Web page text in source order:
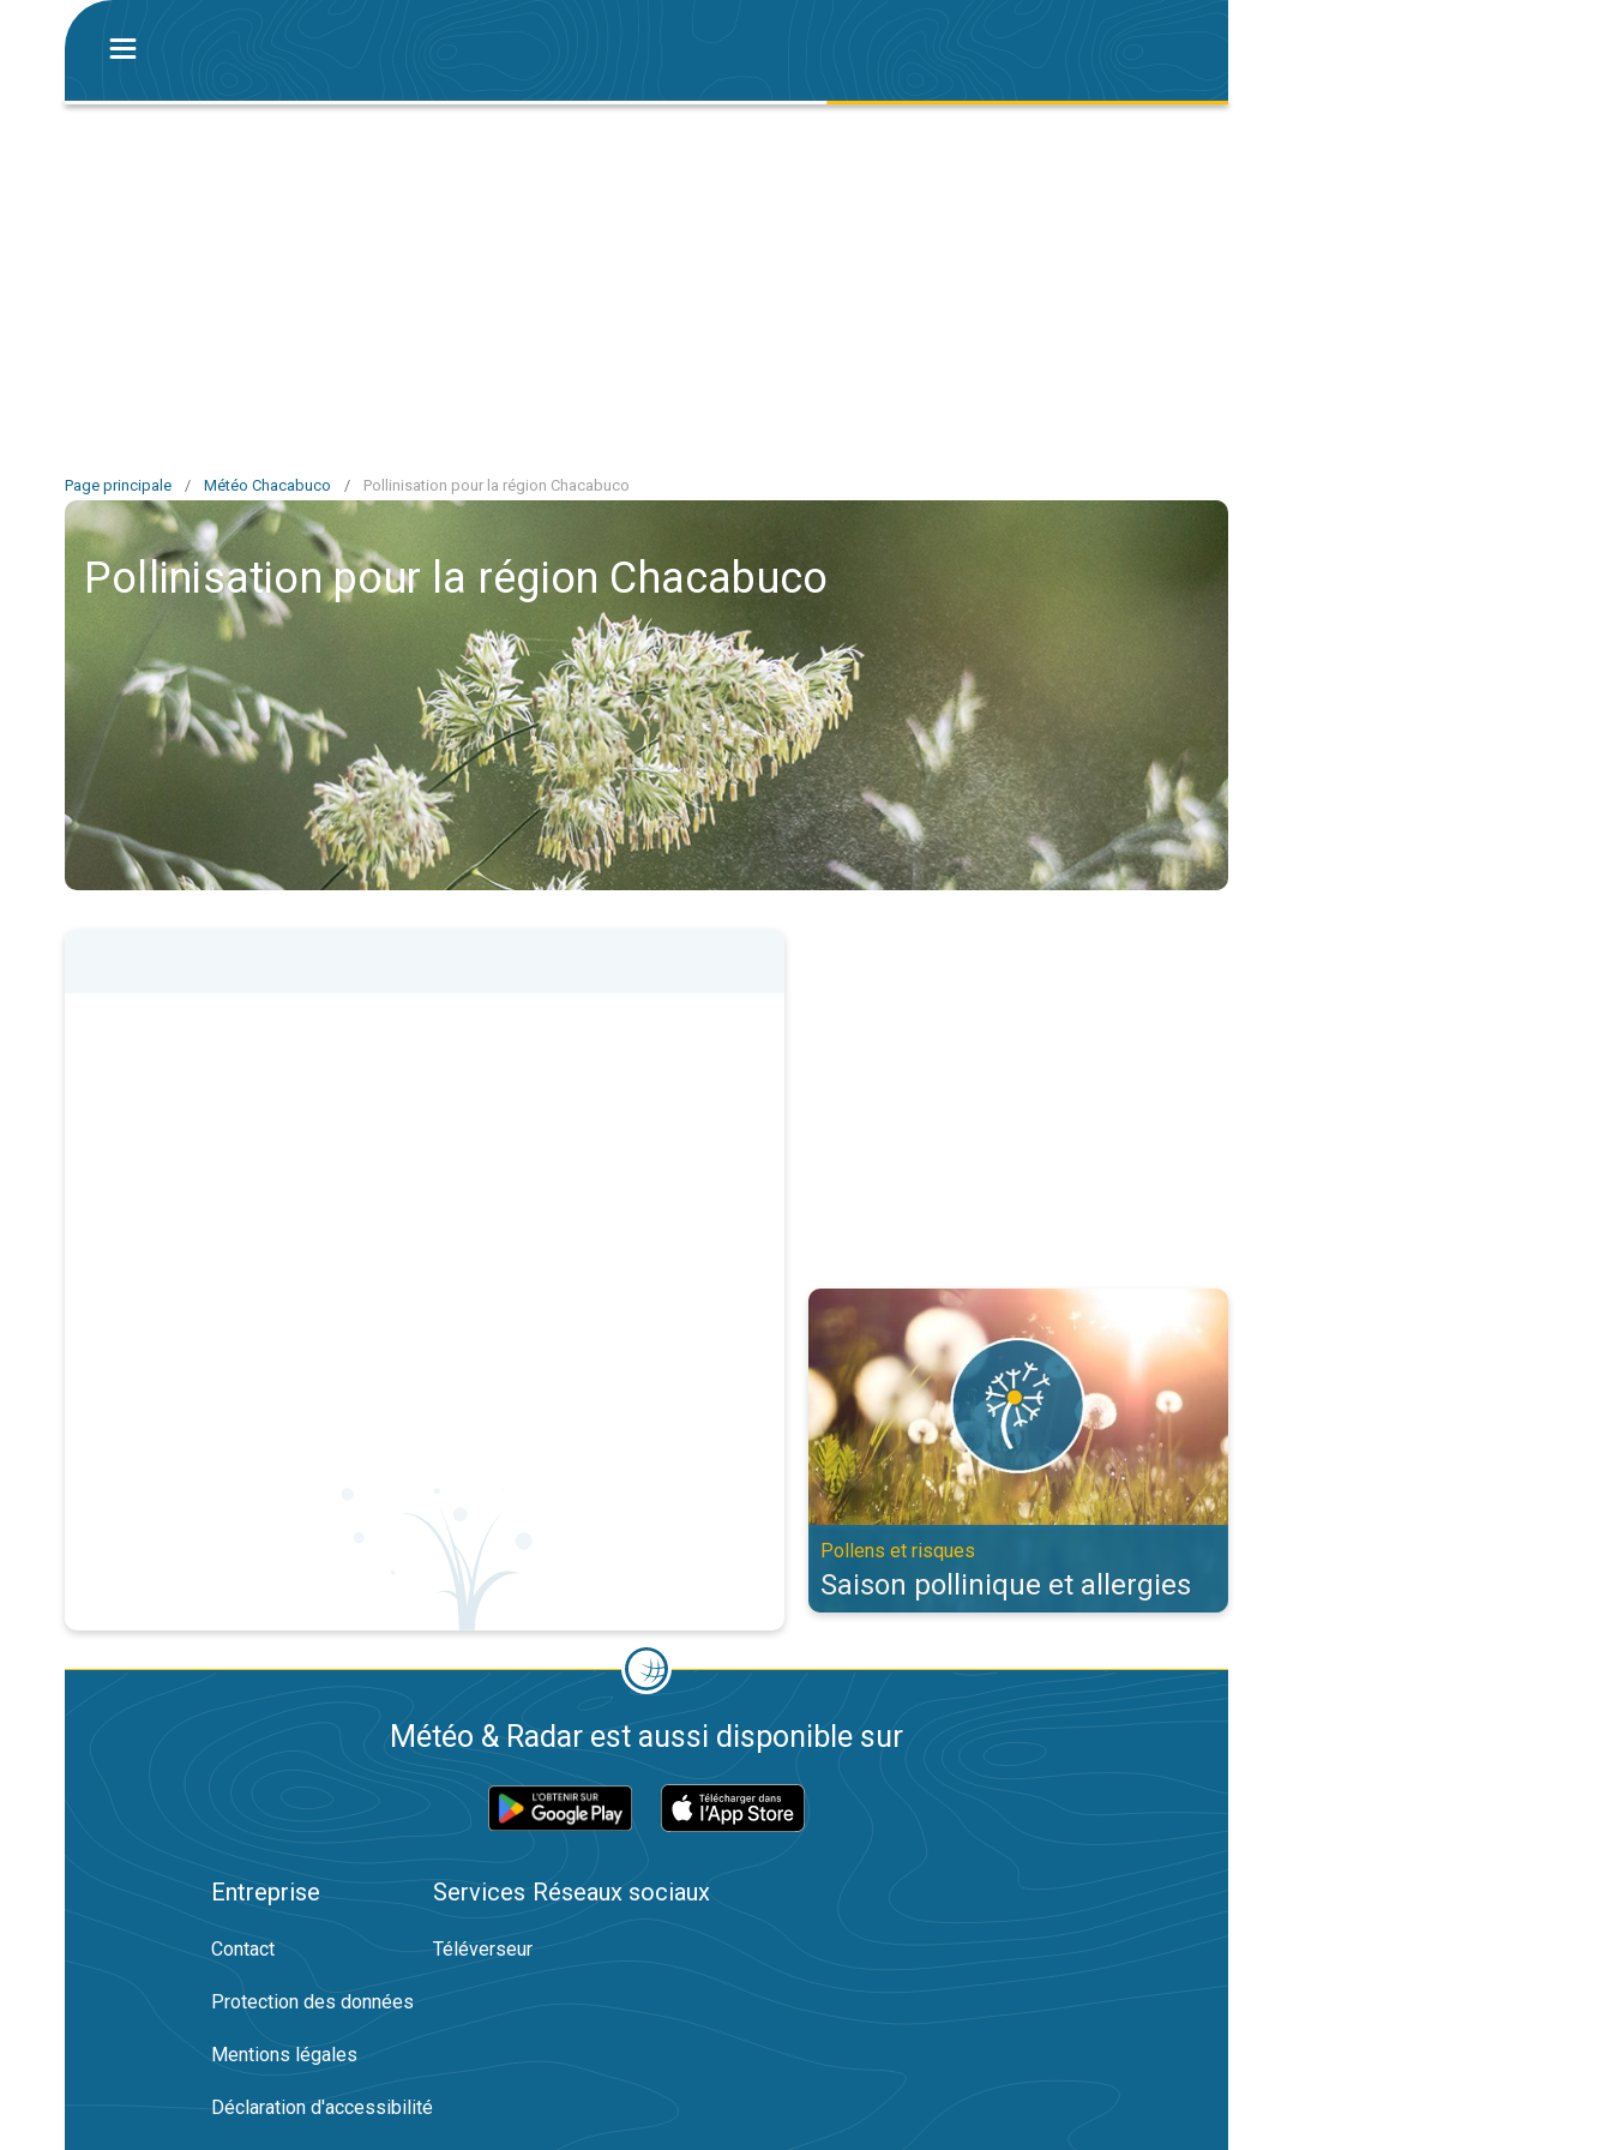
Page principale / Météo Chacabuco / Pollinisation pour la région Chacabuco
Pollinisation pour la région Chacabuco
Saison pollinique et allergies. Pollens et risques. . .
Pollens et risques
Saison pollinique et allergies
Météo & Radar est aussi disponible sur
Entreprise
Contact
Protection des données
Mentions légales
Déclaration d'accessibilité
Services
Téléverseur
Réseaux sociaux